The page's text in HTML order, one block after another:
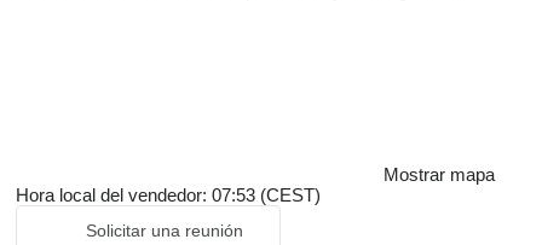
Mostrar mapa
Hora local del vendedor: 07:53 (CEST)
Solicitar una reunión